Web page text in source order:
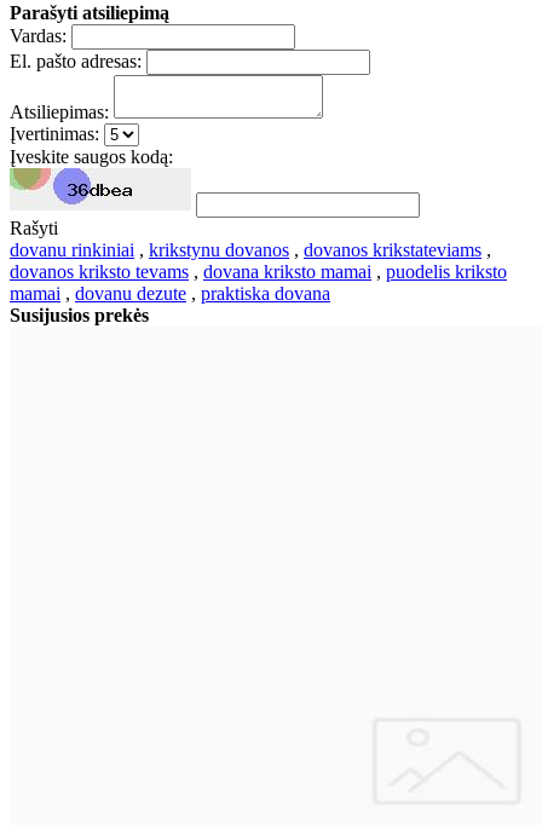
Parašyti atsiliepimą
Vardas:
El. pašto adresas:
Atsiliepimas:
Įvertinimas:
Įveskite saugos kodą:
Rašyti
dovanu rinkiniai , krikstynu dovanos , dovanos krikstateviams ,
dovanos kriksto tevams , dovana kriksto mamai , puodelis kriksto
mamai , dovanu dezute , praktiska dovana
Susijusios prekės